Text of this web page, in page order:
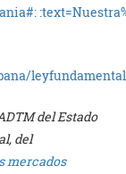
del Estado
del
mercados